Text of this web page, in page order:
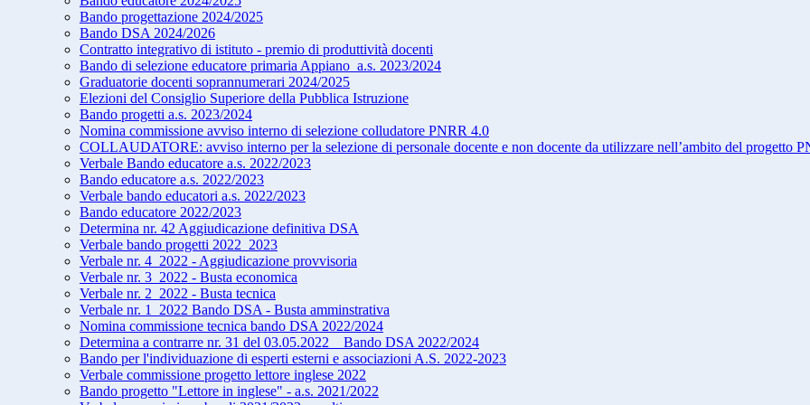
Bando progettazione 2024/2025
Bando DSA 2024/2026
Contratto integrativo di istituto - premio di produttività docenti
Bando di selezione educatore primaria Appiano_a.s. 2023/2024
Graduatorie docenti soprannumerari 2024/2025
Elezioni del Consiglio Superiore della Pubblica Istruzione
Bando progetti a.s. 2023/2024
Nomina commissione avviso interno di selezione colludatore PNRR 4.0
COLLAUDATORE: avviso interno per la selezione di personale docente e non docente da utilizzare nell’ambito del progetto
Verbale Bando educatore a.s. 2022/2023
Bando educatore a.s. 2022/2023
Verbale bando educatori a.s. 2022/2023
Bando educatore 2022/2023
Determina nr. 42 Aggiudicazione definitiva DSA
Verbale bando progetti 2022_2023
Verbale nr. 4_2022 - Aggiudicazione provvisoria
Verbale nr. 3_2022 - Busta economica
Verbale nr. 2_2022 - Busta tecnica
Verbale nr. 1_2022 Bando DSA - Busta amminstrativa
Nomina commissione tecnica bando DSA 2022/2024
Determina a contrarre nr. 31 del 03.05.2022 _ Bando DSA 2022/2024
Bando per l'individuazione di esperti esterni e associazioni A.S. 2022-2023
Verbale commissione progetto lettore inglese 2022
Bando progetto "Lettore in inglese" - a.s. 2021/2022